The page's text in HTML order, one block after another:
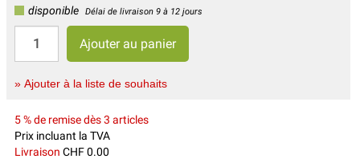
disponible
Délai de livraison 9 à 12 jours
» Ajouter à la liste de souhaits
5 % de remise dès 3 articles
Prix incluant la TVA
Livraison CHF 0.00